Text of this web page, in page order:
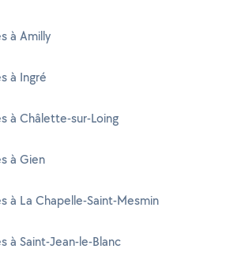
à Amilly
à Ingré
à Châlette-sur-Loing
à Gien
à La Chapelle-Saint-Mesmin
à Saint-Jean-le-Blanc